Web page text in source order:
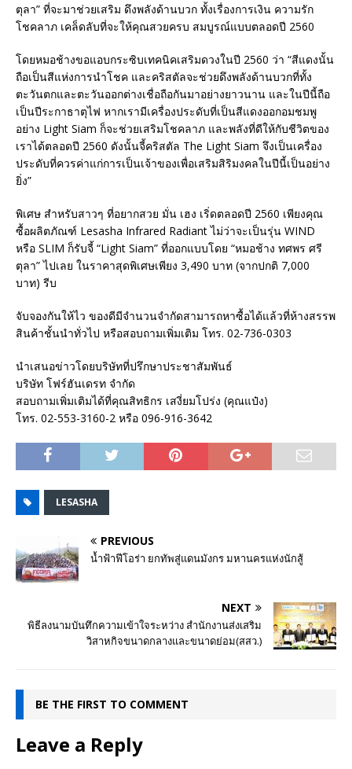
ตุลา” ที่จะมาช่วยเสริม ดึงพลังด้านบวก ทั้งเรื่องการเงิน ความรัก
โชคลาภ เคล็ดลับที่จะให้คุณสวยครบ สมบูรณ์แบบตลอดปี 2560
โดยหมอช้างขอแอบกระซิบเทคนิคเสริมดวงในปี 2560 ว่า “สีแดงนั้น
ถือเป็นสีแห่งการนำโชค และคริสตัลจะช่วยดึงพลังด้านบวกที่ทั้ง
ตะวันตกและตะวันออกต่างเชื่อถือกันมาอย่างยาวนาน และในปีนี้ถือ
เป็นปีระกาธาตุไฟ หากเรามีเครื่องประดับที่เป็นสีแดงออกอมชมพู
อย่าง Light Siam ก็จะช่วยเสริมโชคลาภ และพลังที่ดีให้กับชีวิตของ
เราได้ตลอดปี 2560 ดังนั้นจี้คริสตัล The Light Siam จึงเป็นเครื่อง
ประดับที่ควรค่าแก่การเป็นเจ้าของเพื่อเสริมสิริมงคลในปีนี้เป็นอย่าง
ยิ่ง”
พิเศษ สำหรับสาวๆ ที่อยากสวย มั่น เฮง เริ่ดตลอดปี 2560 เพียงคุณ
ซื้อผลิตภัณฑ์ Lesasha Infrared Radiant ไม่ว่าจะเป็นรุ่น WIND
หรือ SLIM ก็รับจี้ “Light Siam” ที่ออกแบบโดย “หมอช้าง ทศพร ศรี
ตุลา” ไปเลย ในราคาสุดพิเศษเพียง 3,490 บาท (จากปกติ 7,000
บาท) รีบ
จับจองกันให้ไว ของดีมีจำนวนจำกัดสามารถหาซื้อได้แล้วที่ห้างสรรพ
สินค้าชั้นนำทั่วไป หรือสอบถามเพิ่มเติม โทร. 02-736-0303
นำเสนอข่าวโดยบริษัทที่ปรึกษาประชาสัมพันธ์
บริษัท โฟร์ฮันเดรท จำกัด
สอบถามเพิ่มเติมได้ที่คุณสิทธิกร เสงี่ยมโปร่ง (คุณแป๋ง)
โทร. 02-553-3160-2 หรือ 096-916-3642
LESASHA
PREVIOUS
น้ำฟ้าฟีโอร่า ยกทัพสู่แดนมังกร มหานครแห่งนักสู้
NEXT
พิธีลงนามบันทึกความเข้าใจระหว่าง สำนักงานส่งเสริม
วิสาหกิจขนาดกลางและขนาดย่อม(สสว.)
BE THE FIRST TO COMMENT
Leave a Reply